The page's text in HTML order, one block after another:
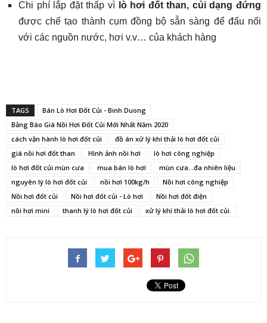
Chi phí lắp đặt thấp vì lò hơi đốt than, củi dạng đứng
được chế tạo thành cụm đồng bộ sẵn sàng để đấu nối
với các nguồn nước, hơi v.v… của khách hàng
TAGS
Bán Lò Hơi Đốt Củi - Binh Duong
Bảng Báo Giá Nồi Hơi Đốt Củi Mới Nhất Năm 2020
cách vận hành lò hơi đốt củi
đồ án xử lý khí thải lò hơi đốt củi
giá nồi hơi đốt than
Hình ảnh nồi hơi
lò hơi công nghiệp
lò hơi đốt củi mùn cưa
mua bán lò hơi
mùn cưa...đa nhiên liệu
nguyên lý lò hơi đốt củi
nồi hơi 100kg/h
Nồi hơi công nghiệp
Nồi hơi đốt củi
Nồi hơi đốt củi - Lò hơi
Nồi hơi đốt điện
nồi hơi mini
thanh lý lò hơi đốt củi xử lý khí thải lò hơi đốt củi.